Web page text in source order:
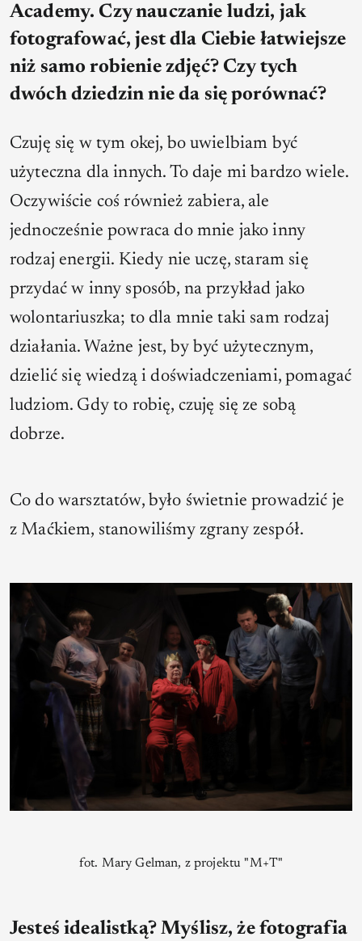
Academy. Czy nauczanie ludzi, jak
fotografować, jest dla Ciebie łatwiejsze
niż samo robienie zdjęć? Czy tych
dwóch dziedzin nie da się porównać?
Czuję się w tym okej, bo uwielbiam być
użyteczna dla innych. To daje mi bardzo wiele.
Oczywiście coś również zabiera, ale
jednocześnie powraca do mnie jako inny
rodzaj energii. Kiedy nie uczę, staram się
przydać w inny sposób, na przykład jako
wolontariuszka; to dla mnie taki sam rodzaj
działania. Ważne jest, by być użytecznym,
dzielić się wiedzą i doświadczeniami, pomagać
ludziom. Gdy to robię, czuję się ze sobą
dobrze.
Co do warsztatów, było świetnie prowadzić je
z Maćkiem, stanowiliśmy zgrany zespół.
fot. Mary Gelman, z projektu "M+T"
Jesteś idealistką? Myślisz, że fotografia